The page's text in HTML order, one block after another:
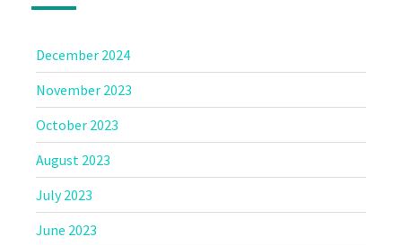
December 2024
November 2023
October 2023
August 2023
July 2023
June 2023